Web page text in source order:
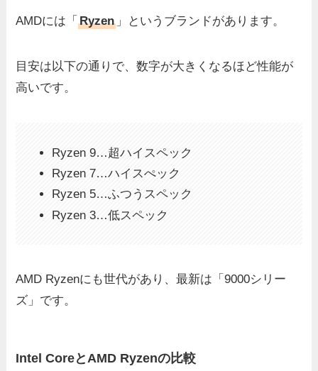
AMDには「Ryzen 」というブランドがあります。
目安は以下の通りで、数字が大きくなるほど性能が
高いです。
Ryzen 9…超ハイスペック
Ryzen 7…ハイスぺック
Ryzen 5…ふつうスペック
Ryzen 3…低スペック
AMD Ryzenにも世代があり、最新は「9000シリー
ズ」です。
Intel CoreとAMD Ryzenの比較